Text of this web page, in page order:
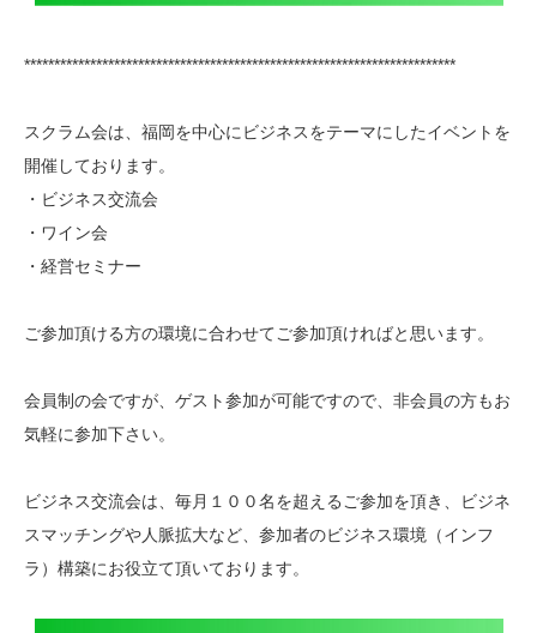
************************************************************************
スクラム会は、福岡を中心にビジネスをテーマにしたイベントを
開催しております。
・ビジネス交流会
・ワイン会
・経営セミナー
ご参加頂ける方の環境に合わせてご参加頂ければと思います。
会員制の会ですが、ゲスト参加が可能ですので、非会員の方もお
気軽に参加下さい。
ビジネス交流会は、毎月１００名を超えるご参加を頂き、ビジネ
スマッチングや人脈拡大など、参加者のビジネス環境（インフ
ラ）構築にお役立て頂いております。